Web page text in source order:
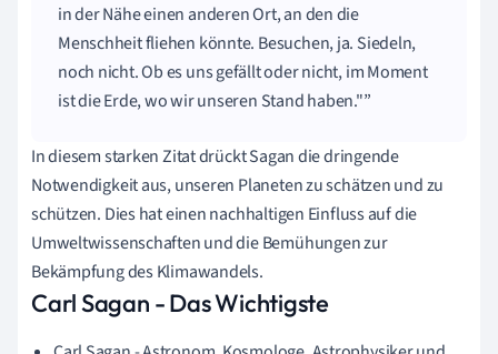
in der Nähe einen anderen Ort, an den die
Menschheit fliehen könnte. Besuchen, ja. Siedeln,
noch nicht. Ob es uns gefällt oder nicht, im Moment
ist die Erde, wo wir unseren Stand haben."
In diesem starken Zitat drückt Sagan die dringende
Notwendigkeit aus, unseren Planeten zu schätzen und zu
schützen. Dies hat einen nachhaltigen Einfluss auf die
Umweltwissenschaften und die Bemühungen zur
Bekämpfung des Klimawandels.
Carl Sagan - Das Wichtigste